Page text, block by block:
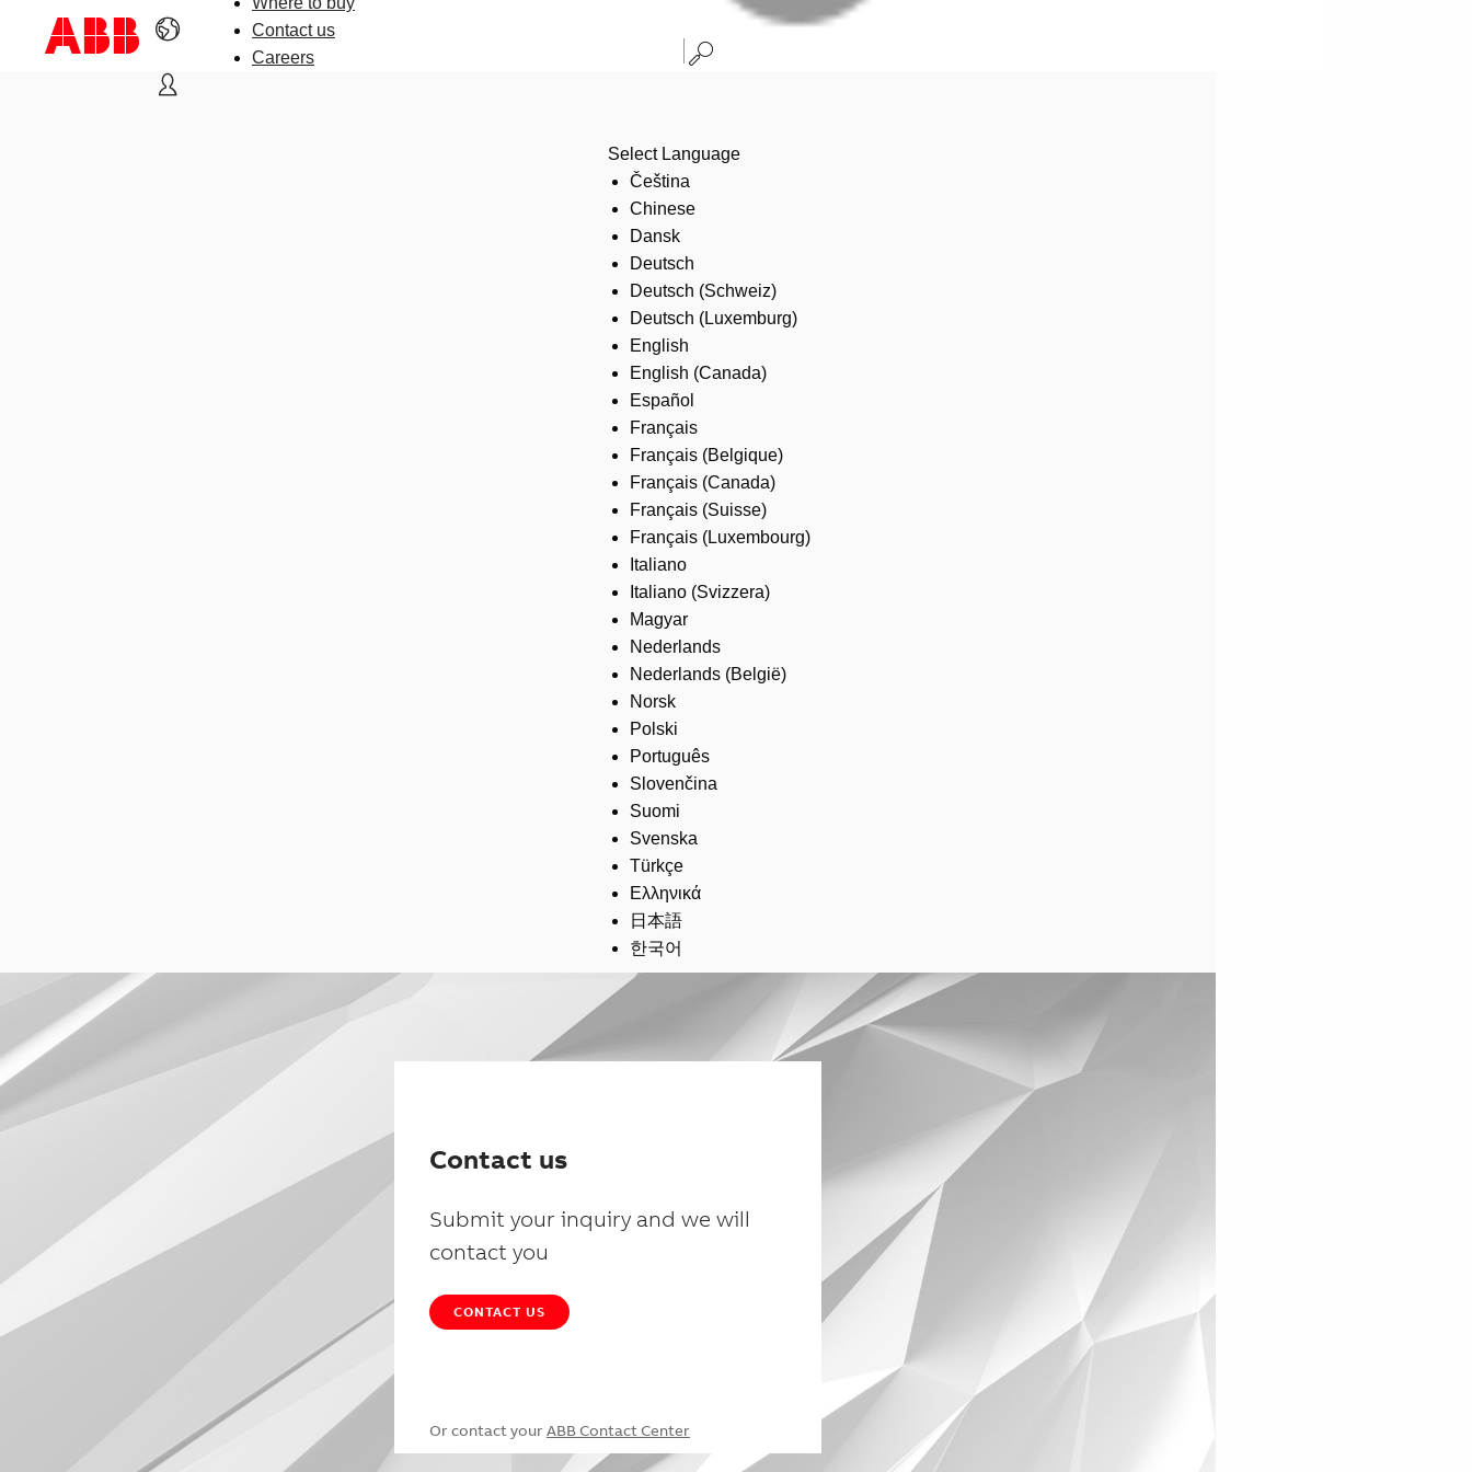
Contact us
Careers
Select Language
Čeština
Chinese
Dansk
Deutsch
Deutsch (Schweiz)
Deutsch (Luxemburg)
English
English (Canada)
Español
Français
Français (Belgique)
Français (Canada)
Français (Suisse)
Français (Luxembourg)
Italiano
Italiano (Svizzera)
Magyar
Nederlands
Nederlands (België)
Norsk
Polski
Português
Slovenčina
Suomi
Svenska
Türkçe
Ελληνικά
日本語
한국어
Contact us
Submit your inquiry and we will
contact you
CONTACT US
Or contact your ABB Contact Center